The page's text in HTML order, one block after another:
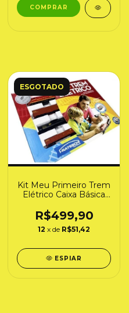
ESGOTADO
Kit Meu Primeiro Trem
Elétrico Caixa Básica
Frateschi
R$499,90
12 x de R$51,42
ESPIAR